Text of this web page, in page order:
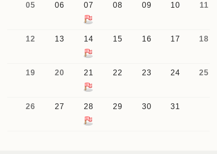
05 06 07 08 09 10 11
12 13 14 15 16 17 18
19 20 21 22 23 24 25
26 27 28 29 30 31